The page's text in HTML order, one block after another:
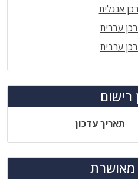
אנגלית
עברית
ערבית
רישום
תאריך עדכון
מאושרת